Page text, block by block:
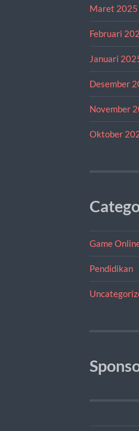
Maret 2025
Februari
Januari
Desember
November
Oktober
Game
Pendidikan